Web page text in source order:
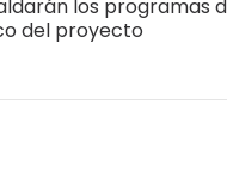
los programas
del proyecto